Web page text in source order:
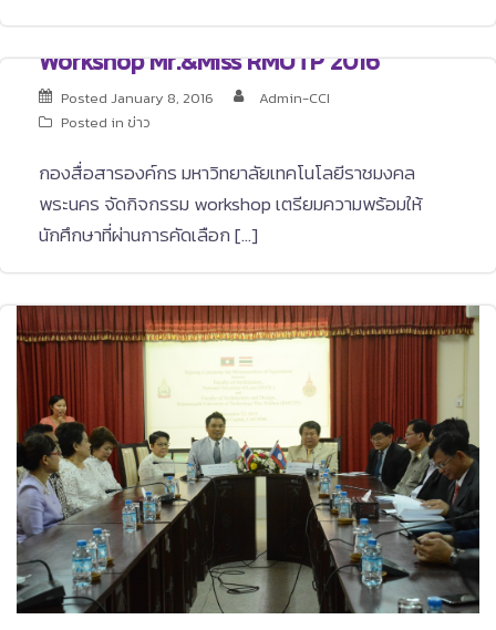
Workshop Mr.&Miss RMUTP 2016
Posted January 8, 2016
Admin-CCI
Posted in ข่าว
กองสื่อสารองค์กร มหาวิทยาลัยเทคโนโลยีราชมงคล
พระนคร จัดกิจกรรม workshop เตรียมความพร้อมให้
นักศึกษาที่ผ่านการคัดเลือก […]